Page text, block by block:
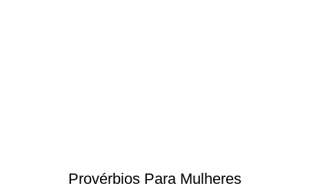
Provérbios Para Mulheres